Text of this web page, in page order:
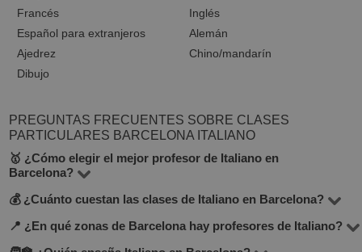
Francés
Inglés
Español para extranjeros
Alemán
Ajedrez
Chino/mandarín
Dibujo
PREGUNTAS FRECUENTES SOBRE CLASES
PARTICULARES BARCELONA ITALIANO
🥇 ¿Cómo elegir el mejor profesor de Italiano en
Barcelona?
En la plataforma BuscaTuProfesor encontrarás 19
docentes que imparten Italiano en la ciudad de
Barcelona. Te recomendamos comparar el precio por
💰 ¿Cuánto cuestan las clases de Italiano en Barcelona?
El precio de las clases varía según el nivel, experiencia
del profesor y si son presenciales u online. En promedio,
📍 ¿En qué zonas de Barcelona hay profesores de Italiano?